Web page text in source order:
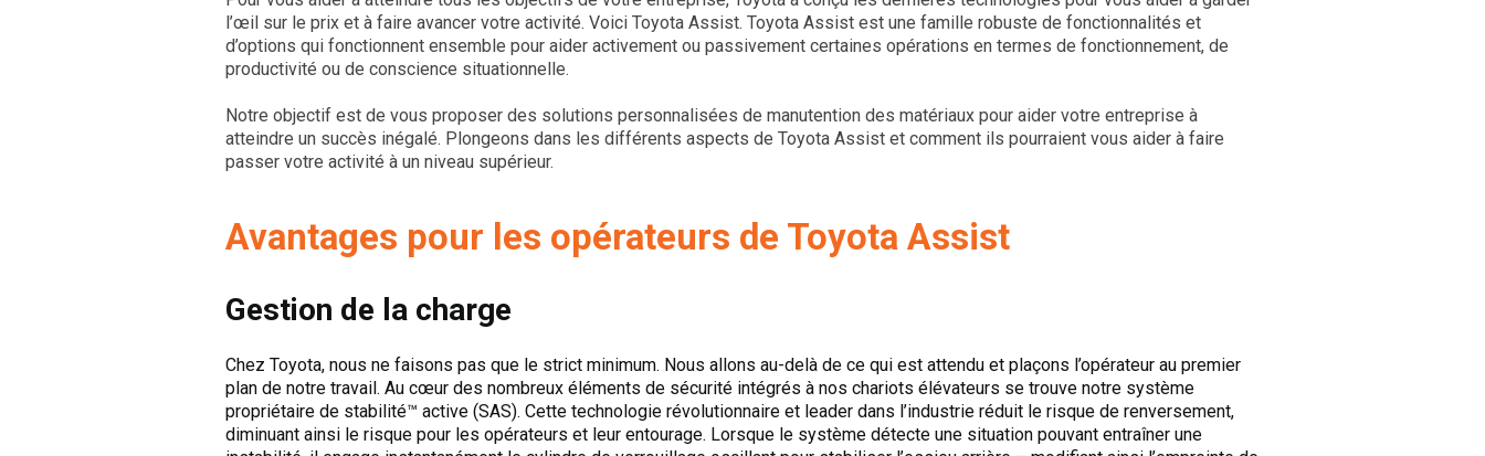
l’œil sur le prix et à faire avancer votre activité. Voici Toyota Assist. Toyota Assist est une famille robuste de fonctionnalités et
d’options qui fonctionnent ensemble pour aider activement ou passivement certaines opérations en termes de fonctionnement, de
productivité ou de conscience situationnelle.
Notre objectif est de vous proposer des solutions personnalisées de manutention des matériaux pour aider votre entreprise à
atteindre un succès inégalé. Plongeons dans les différents aspects de Toyota Assist et comment ils pourraient vous aider à faire
passer votre activité à un niveau supérieur.
Avantages pour les opérateurs de Toyota Assist
Gestion de la charge
Chez Toyota, nous ne faisons pas que le strict minimum. Nous allons au-delà de ce qui est attendu et plaçons l’opérateur au premier
plan de notre travail. Au cœur des nombreux éléments de sécurité intégrés à nos chariots élévateurs se trouve notre système
propriétaire de stabilité™ active (SAS). Cette technologie révolutionnaire et leader dans l’industrie réduit le risque de renversement,
diminuant ainsi le risque pour les opérateurs et leur entourage. Lorsque le système détecte une situation pouvant entraîner une